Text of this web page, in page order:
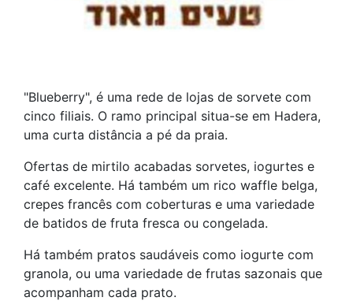
"Blueberry", é uma rede de lojas de sorvete com
cinco filiais. O ramo principal situa-se em Hadera,
uma curta distância a pé da praia.
Ofertas de mirtilo acabadas sorvetes, iogurtes e
café excelente. Há também um rico waffle belga,
crepes francês com coberturas e uma variedade
de batidos de fruta fresca ou congelada.
Há também pratos saudáveis como iogurte com
granola, ou uma variedade de frutas sazonais que
acompanham cada prato.